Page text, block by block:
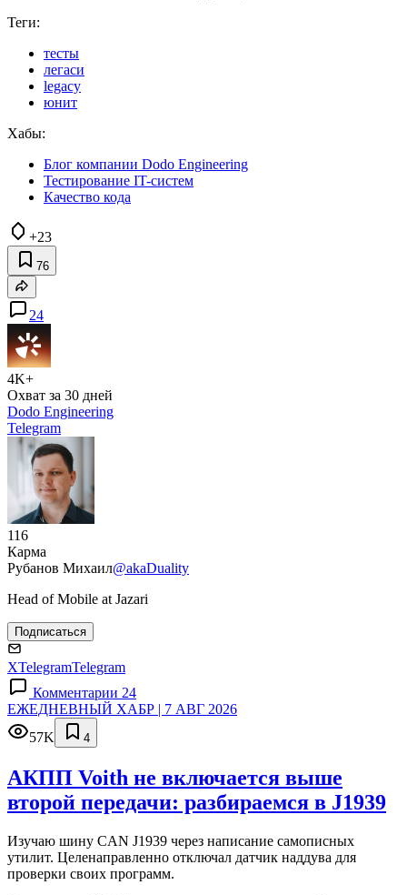
Теги:
тесты
легаси
legacy
юнит
Хабы:
Блог компании Dodo Engineering
Тестирование IT-систем
Качество кода
+23
76
24
4K+
Охват за 30 дней
Dodo Engineering
Telegram
116
Карма
Рубанов Михаил@akaDuality
Head of Mobile at Jazari
Подписаться
XTelegramTelegram
Комментарии 24
ЕЖЕДНЕВНЫЙ ХАБР | 7 АВГ 2026
57K
4
АКПП Voith не включается выше
второй передачи: разбираемся в J1939
Изучаю шину CAN J1939 через написание самописных
утилит. Целенаправленно отключал датчик наддува для
проверки своих программ.